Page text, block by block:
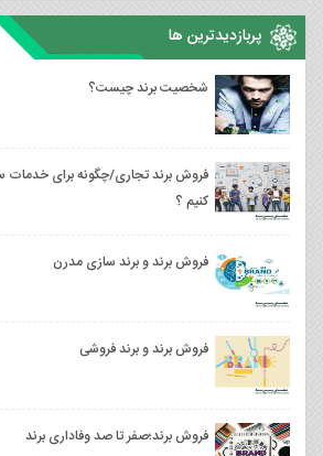
پربازدیدترین ها
شخصیت برند چیست؟
فروش برند تجاری/چگونه برای خدمات
کنیم ؟
فروش برند و برند سازی مدرن
فروش برند و برند فروشی
فروش برند؛صفر تا صد وفاداری برند